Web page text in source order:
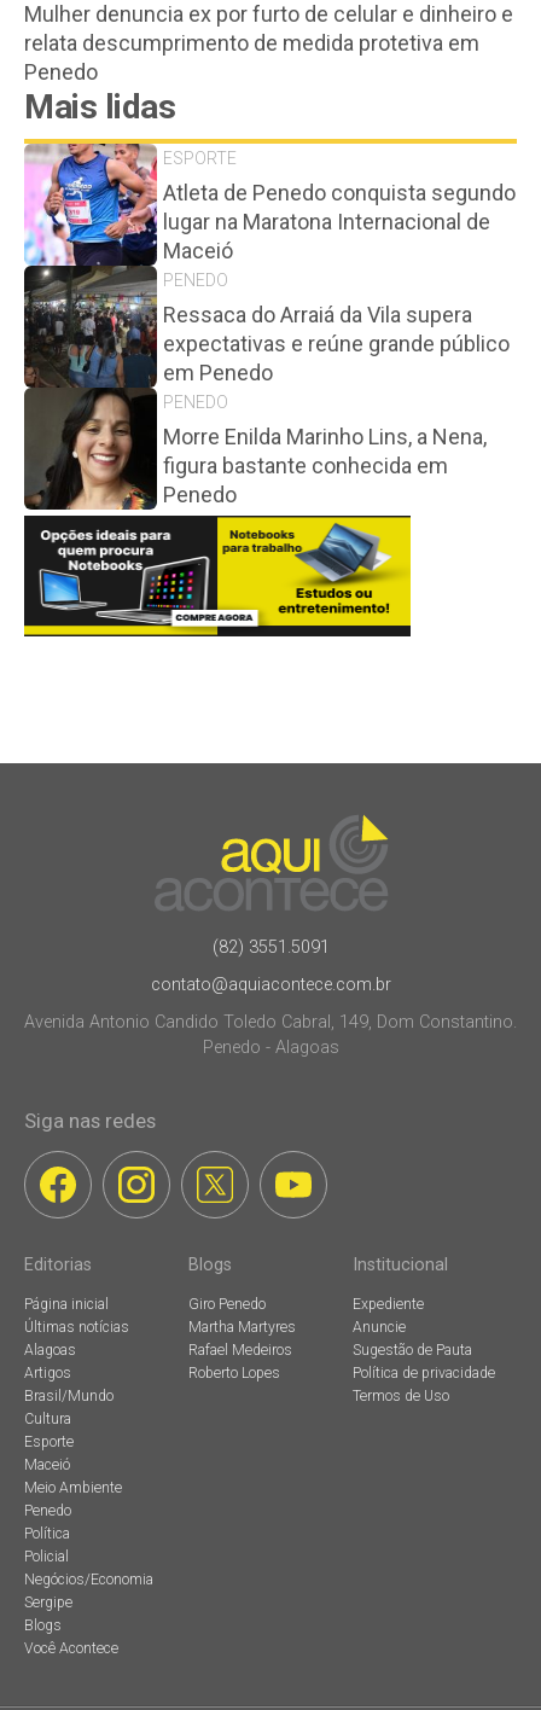
Mulher denuncia ex por furto de celular e dinheiro e
relata descumprimento de medida protetiva em
Penedo
Mais lidas
ESPORTE
Atleta de Penedo conquista segundo
lugar na Maratona Internacional de
Maceió
PENEDO
Ressaca do Arraiá da Vila supera
expectativas e reúne grande público
em Penedo
PENEDO
Morre Enilda Marinho Lins, a Nena,
figura bastante conhecida em
Penedo
(82) 3551.5091
contato@aquiacontece.com.br
Avenida Antonio Candido Toledo Cabral, 149, Dom Constantino.
Penedo - Alagoas
Siga nas redes
Editorias
Página inicial
Últimas notícias
Alagoas
Artigos
Brasil/Mundo
Cultura
Esporte
Maceió
Meio Ambiente
Penedo
Política
Policial
Negócios/Economia
Sergipe
Blogs
Você Acontece
Blogs
Giro Penedo
Martha Martyres
Rafael Medeiros
Roberto Lopes
Institucional
Expediente
Anuncie
Sugestão de Pauta
Política de privacidade
Termos de Uso